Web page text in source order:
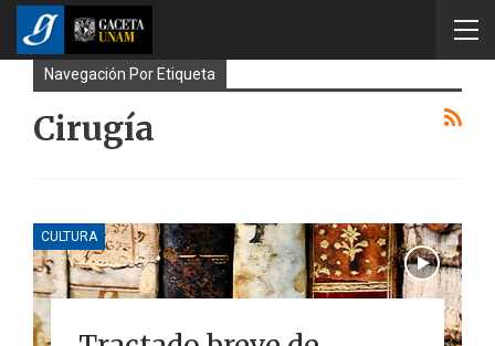
Navegación Por Etiqueta
Cirugía
CULTURA